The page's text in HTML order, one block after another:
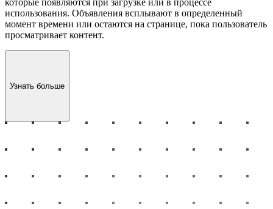
использования. Объявления всплывают в определенный
момент времени или остаются на странице, пока пользователь
просматривает контент.
Узнать больше